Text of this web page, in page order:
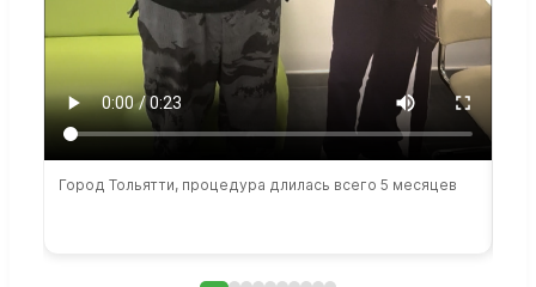
Город Тольятти, процедура длилась всего 5 месяцев